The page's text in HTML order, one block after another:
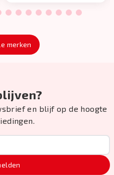
9 10 11 12 13 14 15 16
merken
en blijf op de hoogte